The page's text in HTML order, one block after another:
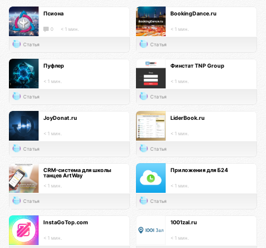
Псиона
0 < 1 мин.
Статья
BookingDance.ru
< 1 мин.
Статья
Пуфлер
< 1 мин.
Статья
Финстат TNP Group
< 1 мин.
Статья
JoyDonat.ru
< 1 мин.
Статья
LiderBook.ru
< 1 мин.
Статья
CRM-система для школы
танцев ArtWay
< 1 мин.
Статья
Приложения для Б24
< 1 мин.
Статья
InstaGoTop.com
< 1 мин.
1001zal.ru
< 1 мин.